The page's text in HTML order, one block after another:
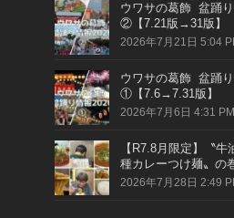
ウワサの葛飾 盆踊
②【7.21版→31版】
2026年7月21日 5:04
ウワサの葛飾 盆踊
①【7.6→7.31版】
2026年7月6日 4:31 PM
【R7.8月限定】〝
種カレーつけ麺〟の
2026年7月28日 2:49